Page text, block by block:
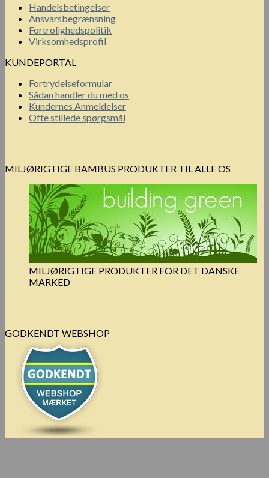
Handelsbetingelser
Ansvarsbegrænsning
Fortrolighedspolitik
Virksomhedsprofil
KUNDEPORTAL
Fortrydelseformular
Sådan handler du med os
Kundernes Anmeldelser
Ofte stillede spørgsmål
MILJØRIGTIGE BAMBUS PRODUKTER TIL ALLE OS
MILJØRIGTIGE PRODUKTER FOR DET DANSKE
MARKED
GODKENDT WEBSHOP